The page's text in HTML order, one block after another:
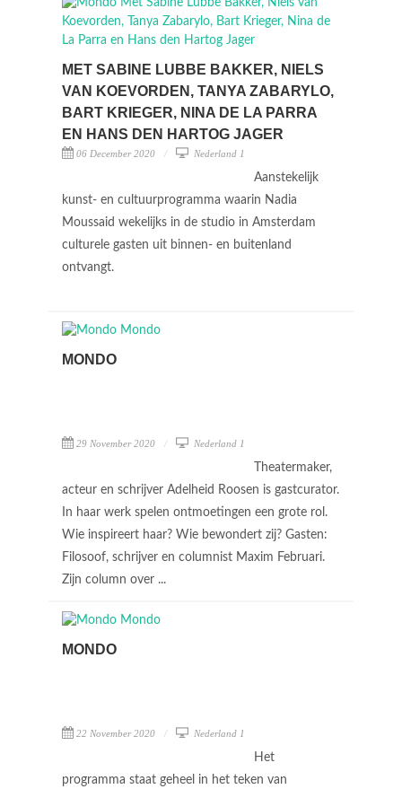
MET SABINE LUBBE BAKKER, NIELS
VAN KOEVORDEN, TANYA ZABARYLO,
BART KRIEGER, NINA DE LA PARRA
EN HANS DEN HARTOG JAGER
06 December 2020 Nederland 1
Aanstekelijk
kunst- en cultuurprogramma waarin Nadia
Moussaid wekelijks in de studio in Amsterdam
culturele gasten uit binnen- en buitenland
ontvangt.
MONDO
29 November 2020 Nederland 1
Theatermaker,
acteur en schrijver Adelheid Roosen is gastcurator.
In haar werk spelen ontmoetingen een grote rol.
Wie inspireert haar? Wie bewondert zij? Gasten:
Filosoof, schrijver en columnist Maxim Februari.
Zijn column over ...
MONDO
22 November 2020 Nederland 1
Het
programma staat geheel in het teken van